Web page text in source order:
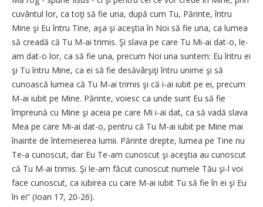
cuvântul lor, ca toţi să fie una, după cum Tu, Părinte, întru
Mine şi Eu întru Tine, aşa şi aceştia în Noi să fie una, ca lumea
să creadă că Tu M-ai trimis. Şi slava pe care Tu Mi-ai dat-o, le-
am dat-o lor, ca să fie una, precum Noi una suntem: Eu întru ei
şi Tu întru Mine, ca ei să fie desăvârşiţi întru unime şi să
cunoască lumea că Tu M-ai trimis şi că i-ai iubit pe ei, precum
M-ai iubit pe Mine. Părinte, voiesc ca unde sunt Eu să fie
împreună cu Mine şi aceia pe care Mi i-ai dat, ca să vadă slava
Mea pe care Mi-ai dat-o, pentru că Tu M-ai iubit pe Mine mai
înainte de întemeierea lumii. Părinte drepte, lumea pe Tine nu
Te-a cunoscut, dar Eu Te-am cunoscut şi aceştia au cunoscut
că Tu M-ai trimis. Şi le-am făcut cunoscut numele Tău şi-l voi
face cunoscut, ca iubirea cu care M-ai iubit Tu să fie în ei şi Eu
în ei“ (Ioan 17, 20-26).